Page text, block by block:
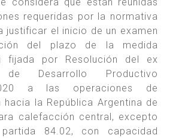
requeridas por la normativa
justificar el inicio de un examen
del plazo de la medida
fijada por Resolución del ex
de Desarrollo Productivo
a las operaciones de
hacia la República Argentina de
calefacción central, excepto
84.02, con capacidad